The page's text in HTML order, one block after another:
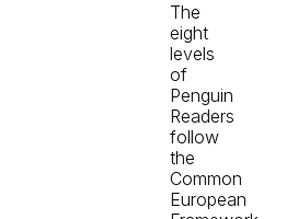
The
eight
levels
of
Penguin
Readers
follow
the
Common
European